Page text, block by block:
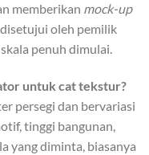
memberikan mock-up
oleh pemilik
penuh dimulai.
untuk cat tekstur?
persegi dan bervariasi
tinggi bangunan,
yang diminta, biasanya